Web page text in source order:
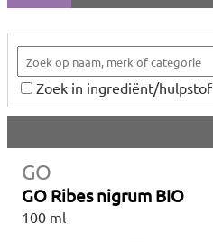
Zoek in ingrediënt/hulpstof
GO
GO Ribes nigrum BIO
100 ml